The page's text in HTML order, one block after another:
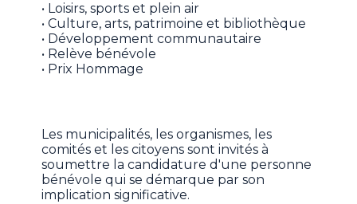
• Loisirs, sports et plein air
• Culture, arts, patrimoine et bibliothèque
• Développement communautaire
• Relève bénévole
• Prix Hommage
Les municipalités, les organismes, les
comités et les citoyens sont invités à
soumettre la candidature d'une personne
bénévole qui se démarque par son
implication significative.